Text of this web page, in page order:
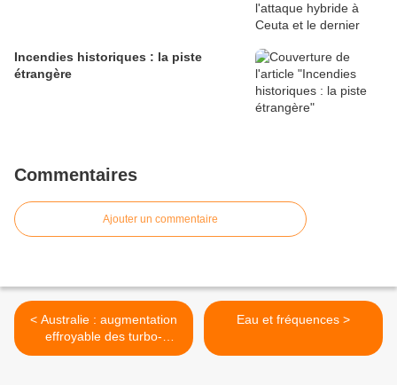
Incendies historiques : la piste
étrangère
Commentaires
Ajouter un commentaire
< Australie : augmentation
effroyable des turbo-
cancers
Eau et fréquences >